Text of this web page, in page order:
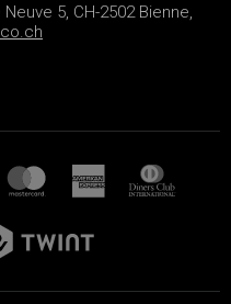
5, CH-2502 Bienne,